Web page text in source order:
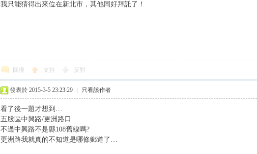
我只能猜得出來位在新北市，其他同好拜託了！
回復 支持 反對
發表於 2015-3-5 23:23:29 只看該作者
看了後一題才想到…
五股區中興路/更洲路口
不過中興路不是縣108舊線嗎?
更洲路我就真的不知道是哪條鄉道了…